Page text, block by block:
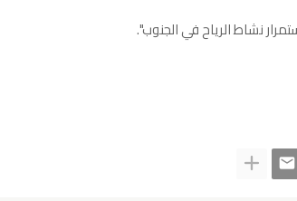
نشاط الرياح في الجنوب".